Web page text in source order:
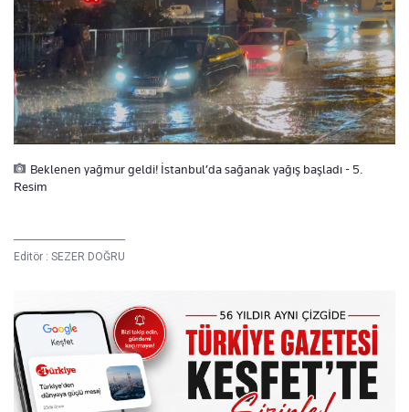
Beklenen yağmur geldi! İstanbul’da sağanak yağış başladı - 5.
Resim
Editör : SEZER DOĞRU